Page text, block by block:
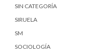
SIN CATEGORÍA
SIRUELA
SM
SOCIOLOGÍA